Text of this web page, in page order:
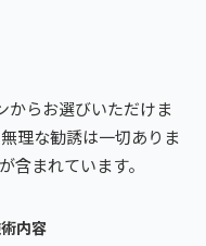
からお選びいただけま
理な勧誘は一切ありま
含まれています。
内容